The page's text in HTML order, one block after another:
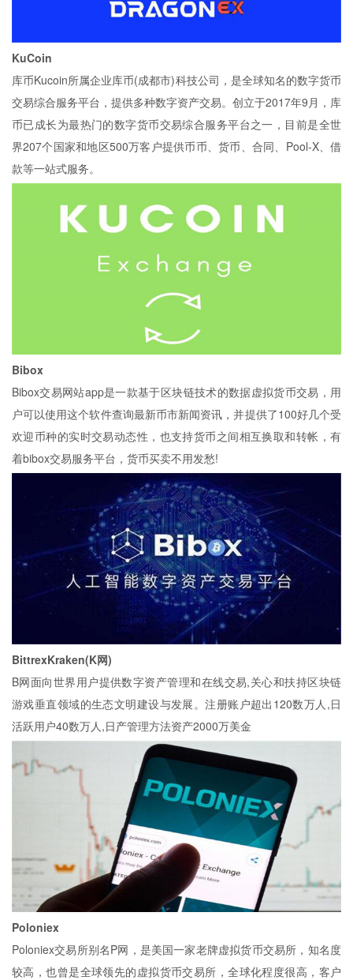
KuCoin
库币Kucoin所属企业库币(成都市)科技公司，是全球知名的数字货币
交易综合服务平台，提供多种数字资产交易。创立于2017年9月，库
币已成长为最热门的数字货币交易综合服务平台之一，目前是全世
界207个国家和地区500万客户提供币币、货币、合同、Pool-X、借
款等一站式服务。
Bibox
Bibox交易网站app是一款基于区块链技术的数据虚拟货币交易，用
户可以使用这个软件查询最新币市新闻资讯，并提供了100好几个受
欢迎币种的实时交易动态性，也支持货币之间相互换取和转帐，有
着bibox交易服务平台，货币买卖不用发愁!
BittrexKraken(K网)
B网面向世界用户提供数字资产管理和在线交易,关心和扶持区块链
游戏垂直领域的生态文明建设与发展。注册账户超出120数万人,日
活跃用户40数万人,日产管理方法资产2000万美金
Poloniex
Poloniex交易所别名P网，是美国一家老牌虚拟货币交易所，知名度
较高，也曾是全球领先的虚拟货币交易所，全球化程度很高，客户